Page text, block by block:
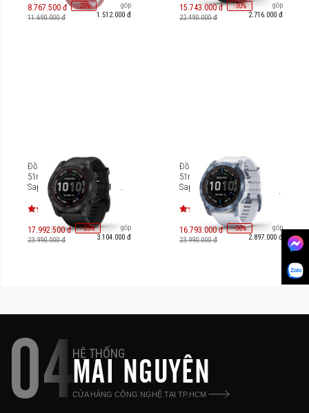
8.767.500 đ -25%
11.690.000 đ
Trả góp
1.512.000 đ
15.743.000 đ -30%
22.490.000 đ
Trả góp
2.716.000 đ
Đồng hồ thông minh GPS
51mm Garmin Fenix 7X
Sapphire Solar Black DLC
Titanium with Black Silicone
Band [010-02541-45]
17.992.500 đ -25%
23.990.000 đ
Trả góp
3.104.000 đ
Đồng hồ thông minh GPS
51mm Garmin Fenix 7X
Sapphire Solar White
Titanium with Silicone Band
[010-02541-38]
16.793.000 đ -30%
23.990.000 đ
Trả góp
2.897.000 đ
04HỆ THỐNG
MAI NGUYÊN
CỬA HÀNG CÔNG NGHỆ TẠI TP.HCM